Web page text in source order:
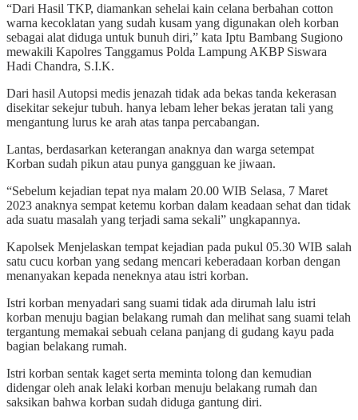
“Dari Hasil TKP, diamankan sehelai kain celana berbahan cotton
warna kecoklatan yang sudah kusam yang digunakan oleh korban
sebagai alat diduga untuk bunuh diri,” kata Iptu Bambang Sugiono
mewakili Kapolres Tanggamus Polda Lampung AKBP Siswara
Hadi Chandra, S.I.K.
Dari hasil Autopsi medis jenazah tidak ada bekas tanda kekerasan
disekitar sekejur tubuh. hanya lebam leher bekas jeratan tali yang
mengantung lurus ke arah atas tanpa percabangan.
Lantas, berdasarkan keterangan anaknya dan warga setempat
Korban sudah pikun atau punya gangguan ke jiwaan.
“Sebelum kejadian tepat nya malam 20.00 WIB Selasa, 7 Maret
2023 anaknya sempat ketemu korban dalam keadaan sehat dan tidak
ada suatu masalah yang terjadi sama sekali” ungkapannya.
Kapolsek Menjelaskan tempat kejadian pada pukul 05.30 WIB salah
satu cucu korban yang sedang mencari keberadaan korban dengan
menanyakan kepada neneknya atau istri korban.
Istri korban menyadari sang suami tidak ada dirumah lalu istri
korban menuju bagian belakang rumah dan melihat sang suami telah
tergantung memakai sebuah celana panjang di gudang kayu pada
bagian belakang rumah.
Istri korban sentak kaget serta meminta tolong dan kemudian
didengar oleh anak lelaki korban menuju belakang rumah dan
saksikan bahwa korban sudah diduga gantung diri.